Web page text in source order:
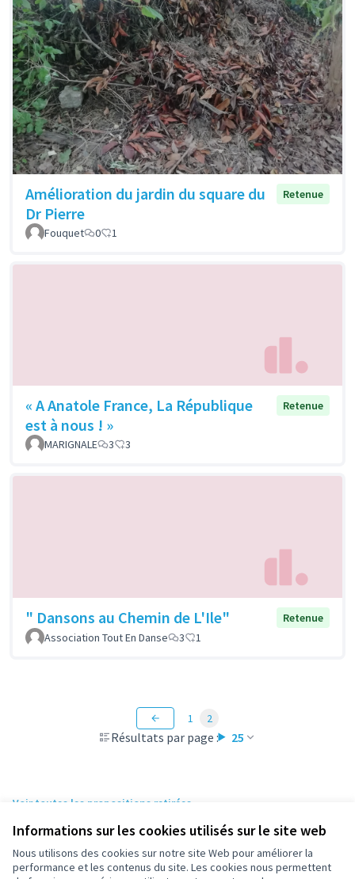
Informations sur les cookies utilisés sur le site web
Nous utilisons des cookies sur notre site Web pour améliorer la
performance et les contenus du site. Les cookies nous permettent
Amélioration du jardin du square du
Dr Pierre
Retenue
Fouquet 0 1
« A Anatole France, La République
est à nous ! »
Retenue
MARIGNALE 3 3
" Dansons au Chemin de L'Ile"
Retenue
Association Tout En Danse
3 1
Résultats par page : 25
1 2
Voir toutes les propositions retirées
Conditions d'utilisation
Paramètres des cookies